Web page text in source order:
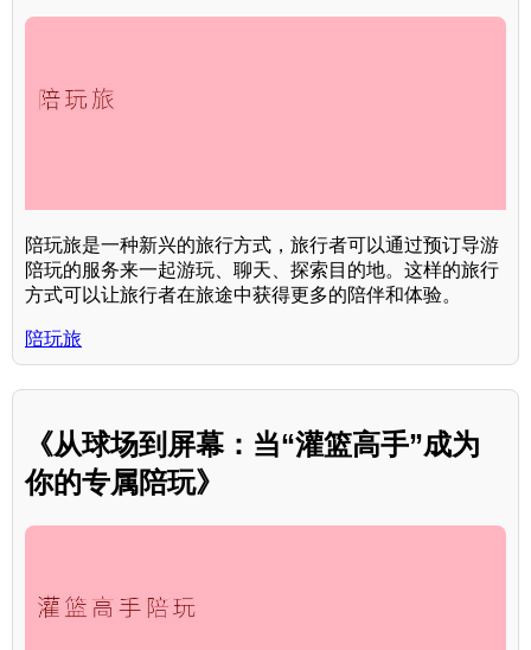
陪玩旅是一种新兴的旅行方式，旅行者可以通过预订导游
陪玩的服务来一起游玩、聊天、探索目的地。这样的旅行
方式可以让旅行者在旅途中获得更多的陪伴和体验。
陪玩旅
《从球场到屏幕：当“灌篮高手”成为
你的专属陪玩》